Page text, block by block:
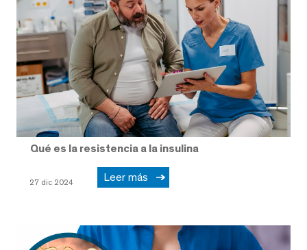
Qué es la resistencia a la insulina
27 dic 2024 Leer más